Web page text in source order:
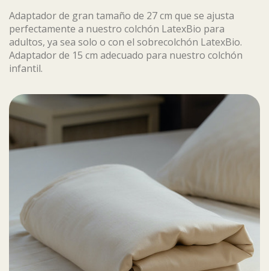
Adaptador de gran tamaño de 27 cm que se ajusta
perfectamente a nuestro colchón LatexBio para
adultos, ya sea solo o con el sobrecolchón LatexBio.
Adaptador de 15 cm adecuado para nuestro colchón
infantil.